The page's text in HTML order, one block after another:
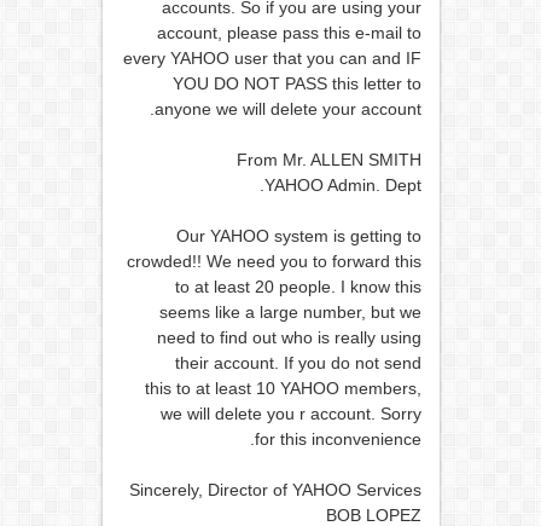
accounts. So if you are using your
account, please pass this e-mail to
every YAHOO user that you can and IF
YOU DO NOT PASS this letter to
anyone we will delete your account.
From Mr. ALLEN SMITH
YAHOO Admin. Dept.
Our YAHOO system is getting to
crowded!! We need you to forward this
to at least 20 people. I know this
seems like a large number, but we
need to find out who is really using
their account. If you do not send
this to at least 10 YAHOO members,
we will delete you r account. Sorry
for this inconvenience.
Sincerely, Director of YAHOO Services
BOB LOPEZ